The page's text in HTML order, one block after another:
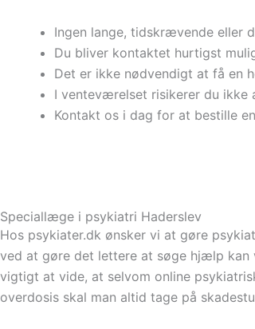
Ingen lange, tidskrævende eller
Du bliver kontaktet hurtigst
Det er ikke nødvendigt at få en
I venteværelset risikerer du ikke
Kontakt os i dag for at bestille
Speciallæge i psykiatri Haderslev
Hos psykiater.dk ønsker vi at gøre
ved at gøre det lettere at søge hjælp kan
vigtigt at vide, at selvom online
overdosis skal man altid tage på